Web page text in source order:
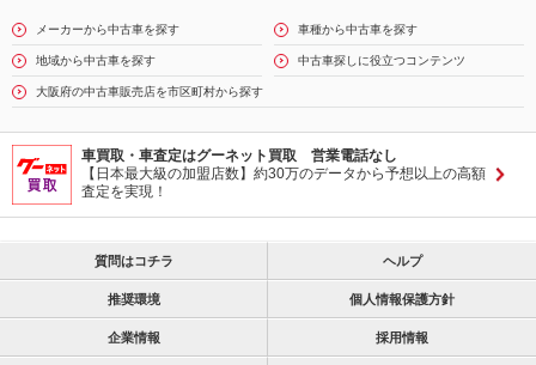
メーカーから中古車を探す 車種から中古車を探す
地域から中古車を探す 中古車探しに役立つコンテンツ
大阪府の中古車販売店を市区町村から探す
車買取・車査定はグーネット買取 営業電話なし
【日本最大級の加盟店数】約30万のデータから予想以上の高額
査定を実現！
質問はコチラ ヘルプ
推奨環境 個人情報保護方針
企業情報 採用情報